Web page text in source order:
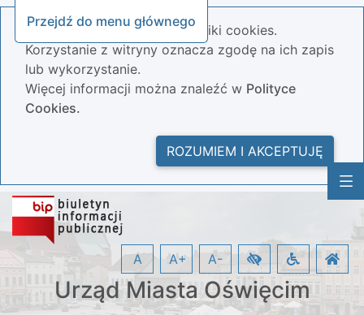
Przejdź do menu głównego
Nasza strona wykorzystuje pliki cookies.
Korzystanie z witryny oznacza zgodę na ich zapis
lub wykorzystanie.
Więcej informacji można znaleźć w Polityce
Cookies.
ROZUMIEM I AKCEPTUJĘ
Urząd Miasta Oświęcim
A A+ A-